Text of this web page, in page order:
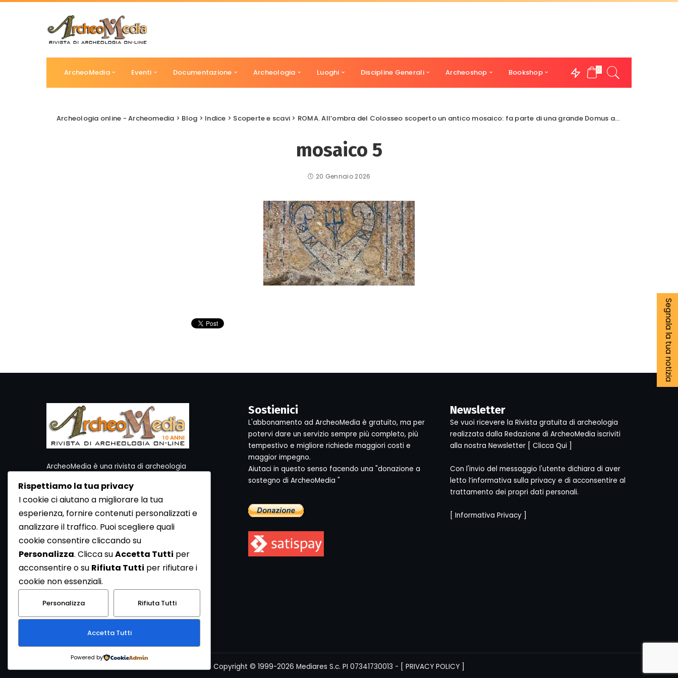
ArcheoMedia Eventi Documentazione Archeologia Luoghi Discipline Generali Archeoshop Bookshop 0
Archeologia online - Archeomedia > Blog > Indice > Scoperte e scavi > ROMA. All’ombra del Colosseo scoperto un antico mosaico: fa parte di una grande Domus aristocratica.
mosaico 5
20 Gennaio 2026
Segnala la tua notizia
ArcheoMedia è una rivista di archeologia
Per contattare la Redazione potete utilizzare i
seguenti recapiti:
Redazione ArcheoMedia c/o Mediares S.c.
Via Gioberti 80/D - 10128 Torino
Tel 011.5806363 - Fax 011.5808561
http://www.mediares.to.it
http://www.didatticatorino.it
Sostienici
L'abbonamento ad ArcheoMedia è gratuito, ma per
potervi dare un servizio sempre più completo, più
tempestivo e migliore richiede maggiori costi e
maggior impegno.
Aiutaci in questo senso facendo una "donazione a
sostegno di ArcheoMedia "
Newsletter
Se vuoi ricevere la Rivista gratuita di archeologia
realizzata dalla Redazione di ArcheoMedia iscriviti
alla nostra Newsletter [ Clicca Qui ]
Con l'invio del messaggio l'utente dichiara di aver
letto l’informativa sulla privacy e di acconsentire al
trattamento dei propri dati personali.
[ Informativa Privacy]
Copyright © 1999-2026 Mediares S.c. PI 07341730013 - [ PRIVACY POLICY ]
Rispettiamo la tua privacy
I cookie ci aiutano a migliorare la tua
esperienza, fornire contenuti personalizzati e
analizzare il traffico. Puoi scegliere quali
cookie consentire cliccando su
Personalizza. Clicca suAccetta Tutti per
acconsentire o su Rifiuta Tutti per rifiutare i
cookie non essenziali.
Personalizza Rifiuta Tutti
Accetta Tutti
Powered by